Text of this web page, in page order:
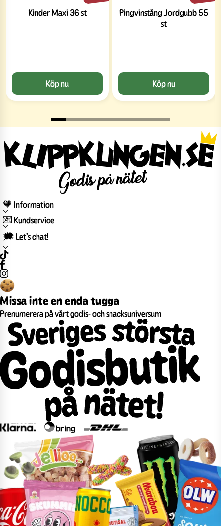
Kinder Maxi 36 st
Köp nu
Pingvinstång Jordgubb 55
st
Köp nu
🧡 Information
💌 Kundservice
🗯️ Let’s chat!
Missa inte en enda tugga
Prenumerera på vårt godis- och snacksuniversum